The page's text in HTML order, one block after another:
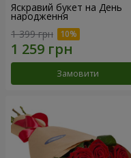
Яскравий букет на День
народження
1 399 грн
Замовити